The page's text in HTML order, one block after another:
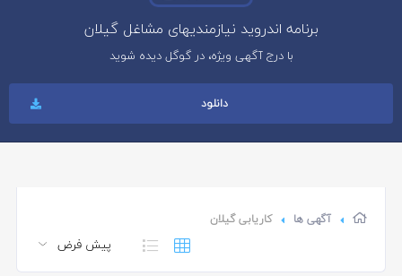
برنامه اندروید نیازمندیهای مشاغل گیلان
با درج آگهی ویژه، در گوگل دیده شوید
دانلود
آگهی ها کاریابی گیلان